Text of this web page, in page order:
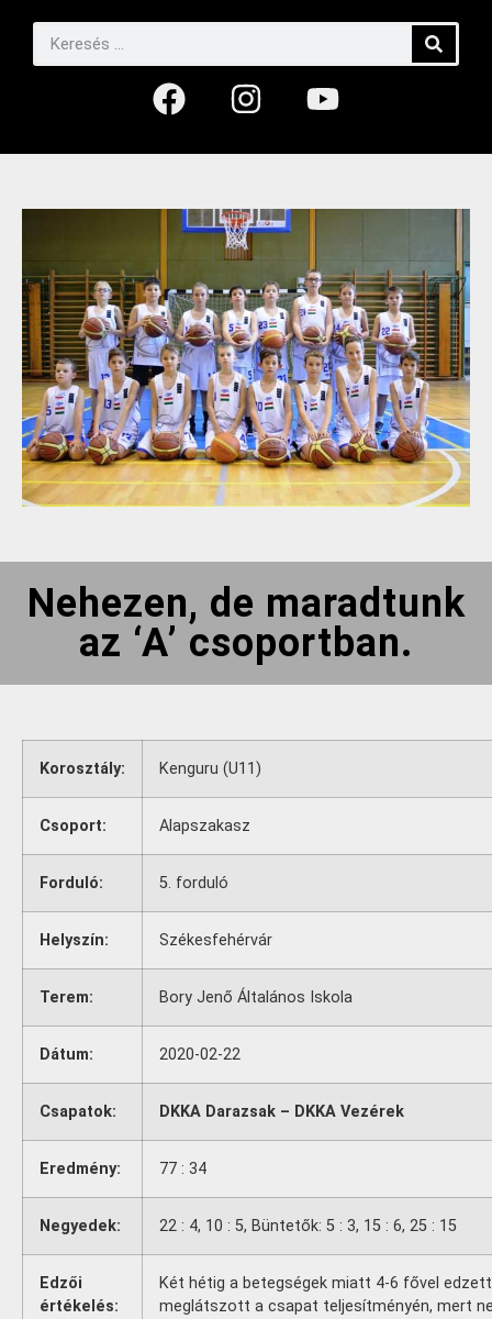
Nehezen, de maradtunk
az ‘A’ csoportban.
Korosztály: Kenguru (U11)
Csoport: Alapszakasz
Forduló: 5. forduló
Helyszín: Székesfehérvár
Terem: Bory Jenő Általános Iskola
Dátum: 2020-02-22
Csapatok: DKKA Darazsak – DKKA Vezérek
Eredmény: 77 : 34
Negyedek: 22 : 4, 10 : 5, Büntetők: 5 : 3, 15 : 6, 25 : 15
Edzői
értékelés:
Két hétig a betegségek miatt 4-6 fővel
meglátszott a csapat teljesítményén, mert